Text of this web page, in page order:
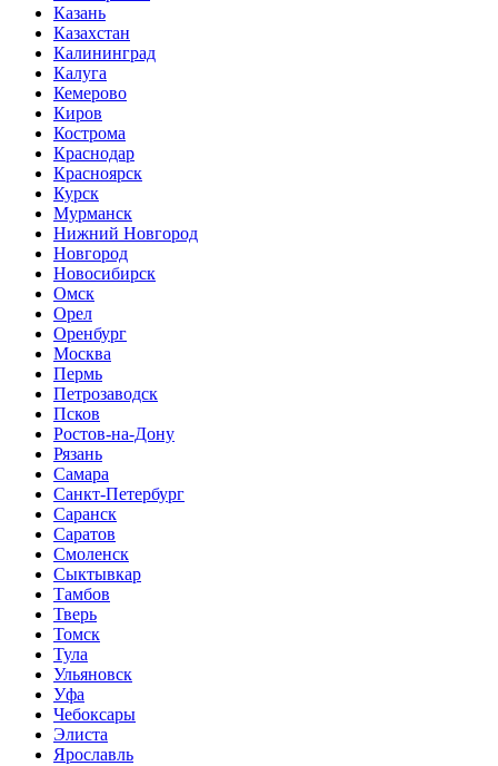
Казань
Казахстан
Калининград
Калуга
Кемерово
Киров
Кострома
Краснодар
Красноярск
Курск
Мурманск
Нижний Новгород
Новгород
Новосибирск
Омск
Орел
Оренбург
Москва
Пермь
Петрозаводск
Псков
Ростов-на-Дону
Рязань
Самара
Санкт-Петербург
Саранск
Саратов
Смоленск
Сыктывкар
Тамбов
Тверь
Томск
Тула
Ульяновск
Уфа
Чебоксары
Элиста
Ярославль